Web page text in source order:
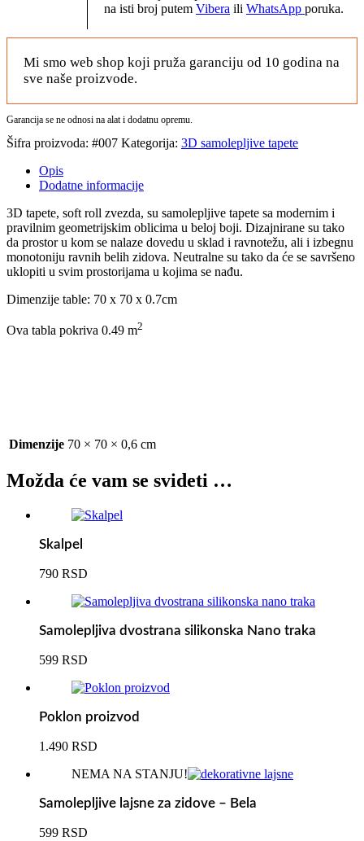
na isti broj putem Vibera ili WhatsApp poruka.
Mi smo web shop koji pruža garanciju od 10 godina na
sve naše proizvode.
Garancija se ne odnosi na alat i dodatnu opremu.
Šifra proizvoda: #007 Kategorija: 3D samolepljive tapete
Opis
Dodatne informacije
3D tapete, soft roll zvezda, su samolepljive tapete sa modernim i
pravilnim geometrijskim oblicima u beloj boji. Dizajnirane su tako
da prostor u kom se nalaze dovedu u sklad i ravnotežu, ali i izbegnu
monotoniju ravnih belih zidova. Neutralne su tako da će se savršeno
uklopiti u svim prostorijama u kojima se nađu.
Dimenzije table: 70 x 70 x 0.7cm
Ova tabla pokriva 0.49 m2
Dimenzije 70 × 70 × 0,6 cm
Možda će vam se svideti …
Skalpel
790 RSD
Samolepljiva dvostrana silikonska Nano traka
599 RSD
Poklon proizvod
1.490 RSD
NEMA NA STANJU!
Samolepljive lajsne za zidove – Bela
599 RSD